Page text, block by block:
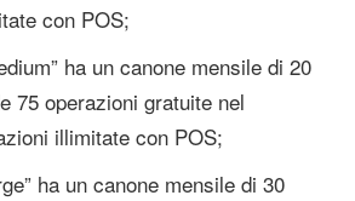
con POS;
ha un canone mensile di 20
75 operazioni gratuite nel
illimitate con POS;
ha un canone mensile di 30